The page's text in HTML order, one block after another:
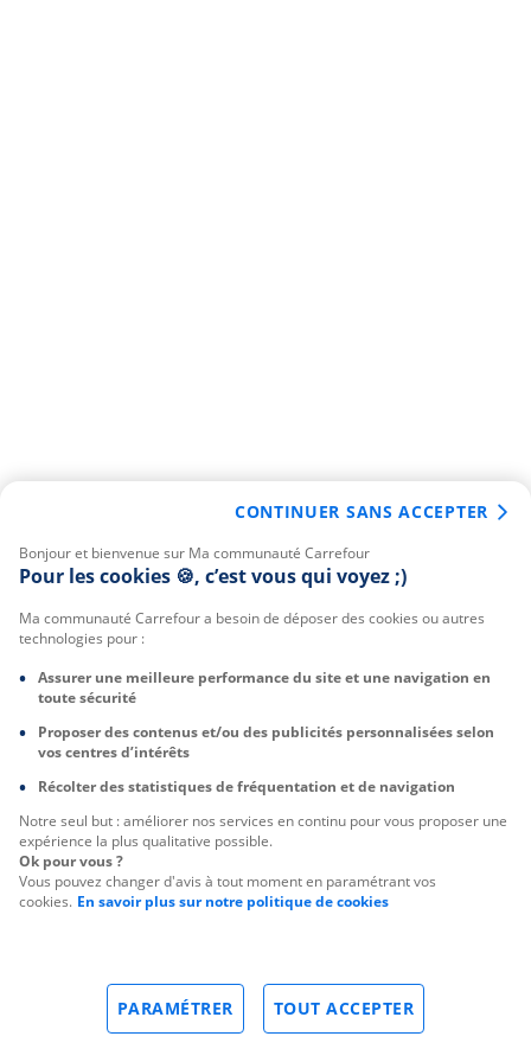
Bonjour et bienvenue sur Ma communauté Carrefour
Pour les cookies 🍪, c’est vous qui voyez ;)
Ma communauté Carrefour a besoin de déposer des cookies ou autres
technologies pour :
Assurer une meilleure performance du site et une navigation en
toute sécurité
Proposer des contenus et/ou des publicités personnalisées selon
vos centres d’intérêts
Récolter des statistiques de fréquentation et de navigation
Notre seul but : améliorer nos services en continu pour vous proposer une
expérience la plus qualitative possible.
Ok pour vous ?
Vous pouvez changer d'avis à tout moment en paramétrant vos
cookies. En savoir plus sur notre politique de cookies
TOUT ACCEPTER
PARAMÉTRER
CONTINUER SANS ACCEPTER